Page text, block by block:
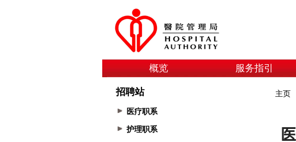
概览 服务指引
招聘站
医疗职系
护理职系
主页